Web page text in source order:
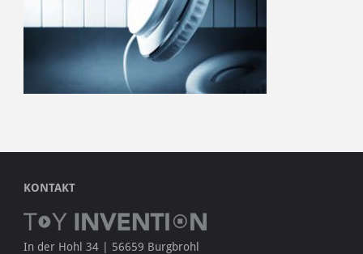
KONTAKT
In der Hohl 34 | 56659 Burgbrohl